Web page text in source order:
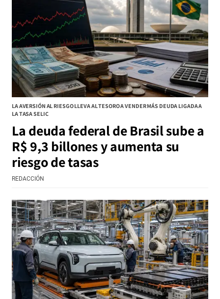
LA AVERSIÓN AL RIESGO LLEVA AL TESORO A VENDER MÁS DEUDA LIGADA A
LA TASA SELIC
La deuda federal de Brasil sube a
R$ 9,3 billones y aumenta su
riesgo de tasas
REDACCIÓN